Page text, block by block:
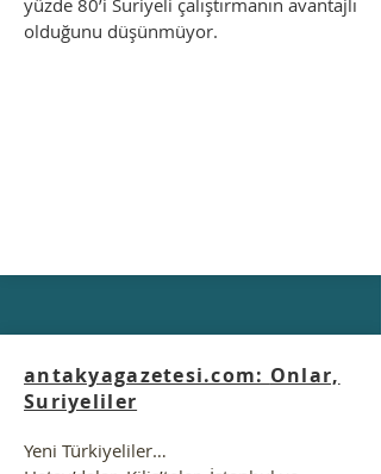
yüzde 80’i Suriyeli çalıştırmanın avantajlı
olduğunu düşünmüyor.
antakyagazetesi.com: Onlar,
Suriyeliler
Yeni Türkiyeliler…